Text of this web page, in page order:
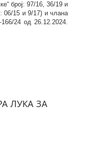
број: 97/16, 36/19 и
06/15 и 9/17) и члана
166/24 од 26.12.2024.
ЛУКА ЗА